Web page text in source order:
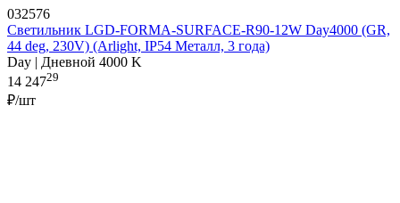
032576
Светильник LGD-FORMA-SURFACE-R90-12W Day4000 (GR,
44 deg, 230V) (Arlight, IP54 Металл, 3 года)
Day | Дневной 4000 K
14 24729
₽/шт